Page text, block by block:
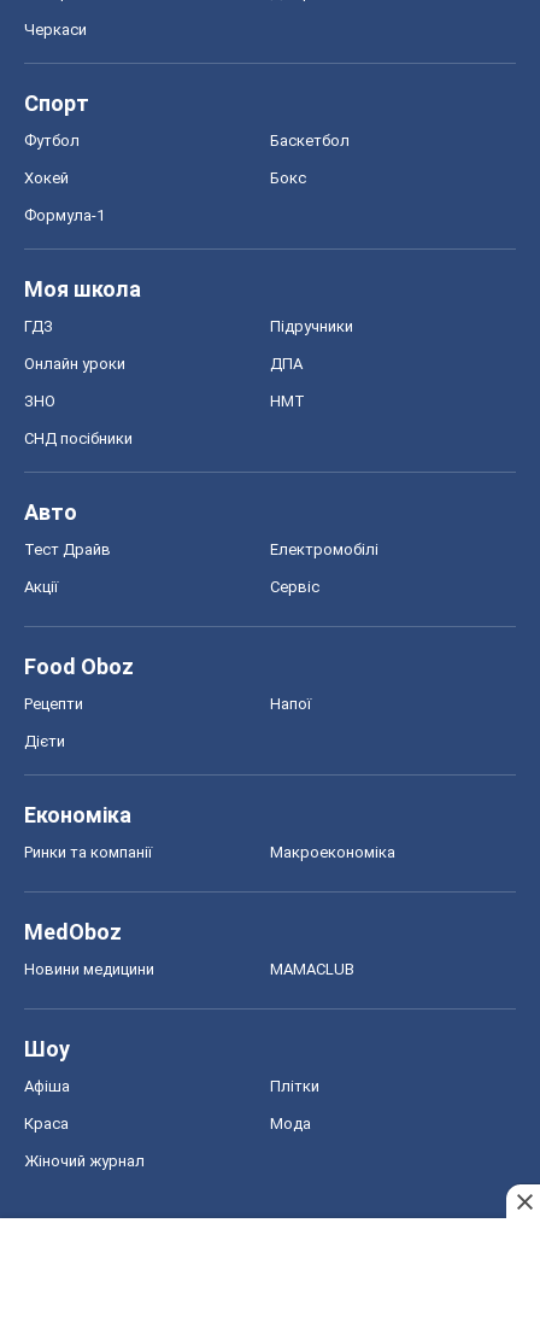
Черкаси
Спорт
Футбол Баскетбол
Хокей Бокс
Формула-1
Моя школа
ГДЗ Підручники
Онлайн уроки ДПА
ЗНО НМТ
СНД посібники
Авто
Тест Драйв Електромобілі
Акції Сервіс
Food Oboz
Рецепти Напої
Дієти
Економіка
Ринки та компанії Макроекономіка
MedOboz
Новини медицини MAMACLUB
Шоу
Афіша Плітки
Краса Мода
Жіночий журнал